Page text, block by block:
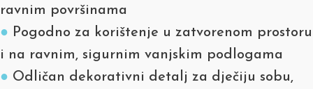
ravnim površinama
● Pogodno za korištenje u zatvorenom prostoru
i na ravnim, sigurnim vanjskim podlogama
● Odličan dekorativni detalj za dječiju sobu,